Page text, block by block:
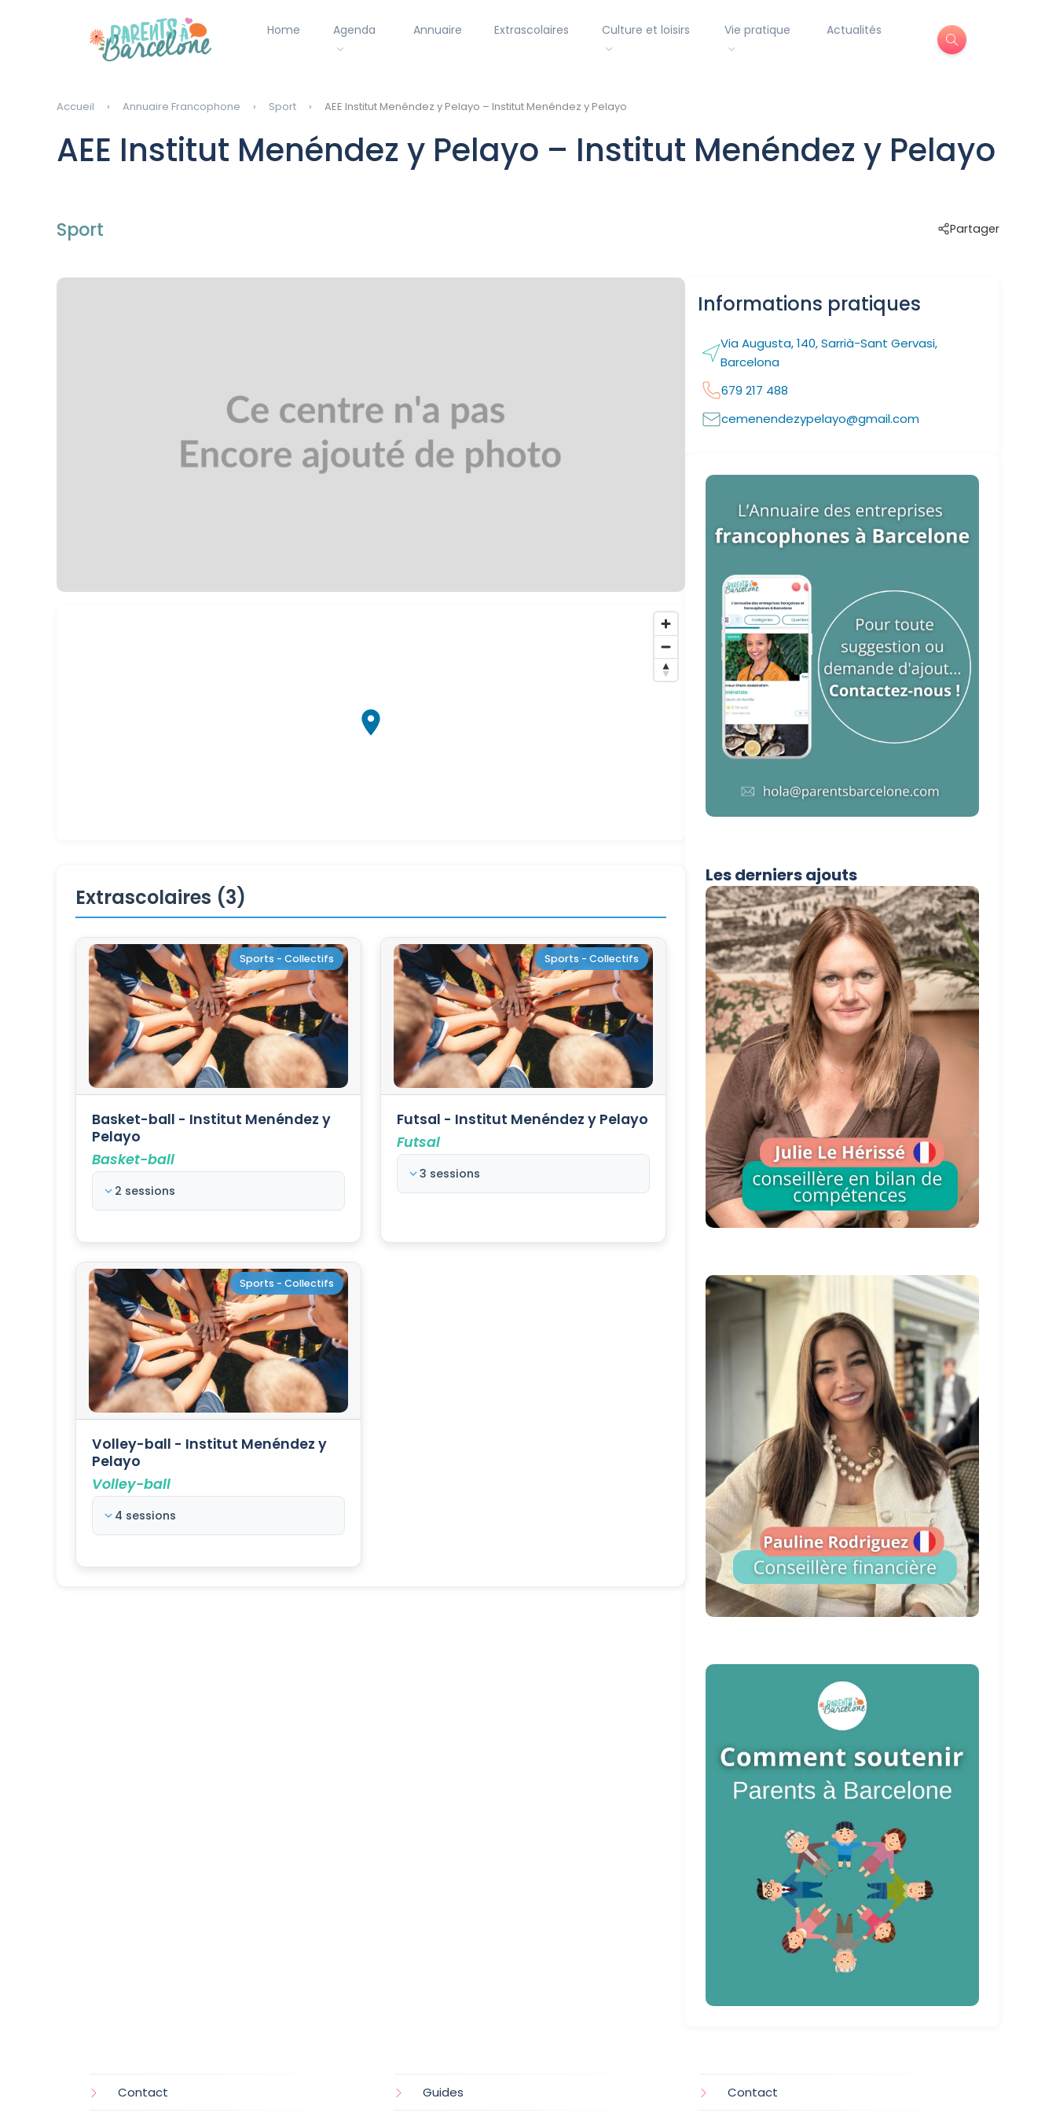
Home Agenda Annuaire Extrascolaires Culture et loisirs Vie pratique Actualités
Accueil Annuaire Francophone Sport AEE Institut Menéndez y Pelayo – Institut Menéndez y Pelayo
AEE Institut Menéndez y Pelayo – Institut Menéndez y Pelayo
Sport Partager
Extrascolaires (3)
Sports - Collectifs
Basket-ball - Institut Menéndez y
Pelayo
Basket-ball
2 sessions
Sports - Collectifs
Futsal - Institut Menéndez y Pelayo
Futsal
3 sessions
Sports - Collectifs
Volley-ball - Institut Menéndez y
Pelayo
Volley-ball
4 sessions
Informations pratiques
Via Augusta, 140, Sarrià-Sant Gervasi,
Barcelona
679 217 488
cemenendezypelayo@gmail.com
Les derniers ajouts
Contact Guides Contact